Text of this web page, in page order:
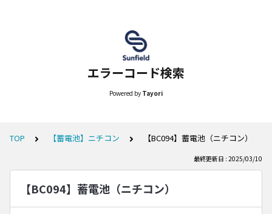
エラーコード検索
Powered by Tayori
TOP 【蓄電池】ニチコン 【BC094】蓄電池（ニチコン）
最終更新日 : 2025/03/10
【BC094】蓄電池（ニチコン）